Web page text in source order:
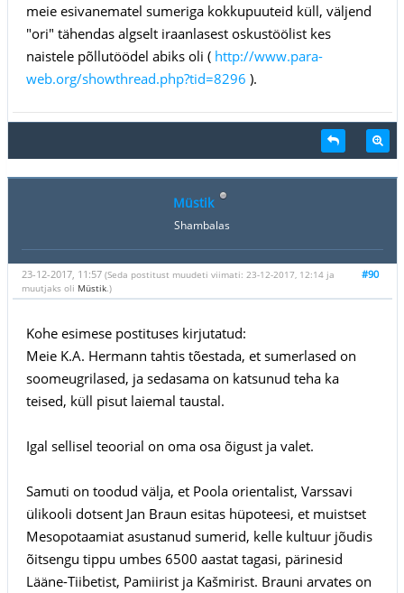
meie esivanematel sumeriga kokkupuuteid küll, väljend
"ori" tähendas algselt iraanlasest oskustöölist kes
naistele põllutöödel abiks oli ( http://www.para-
web.org/showthread.php?tid=8296 ).
Müstik
Shambalas
#90
23-12-2017, 11:57 (Seda postitust muudeti viimati: 23-12-2017, 12:14 ja
muutjaks oli Müstik.)
Kohe esimese postituses kirjutatud:
Meie K.A. Hermann tahtis tõestada, et sumerlased on
soomeugrilased, ja sedasama on katsunud teha ka
teised, küll pisut laiemal taustal.
Igal sellisel teoorial on oma osa õigust ja valet.
Samuti on toodud välja, et Poola orientalist, Varssavi
ülikooli dotsent Jan Braun esitas hüpoteesi, et muistset
Mesopotaamiat asustanud sumerid, kelle kultuur jõudis
õitsengu tippu umbes 6500 aastat tagasi, pärinesid
Lääne-Tiibetist, Pamiirist ja Kašmirist. Brauni arvates on